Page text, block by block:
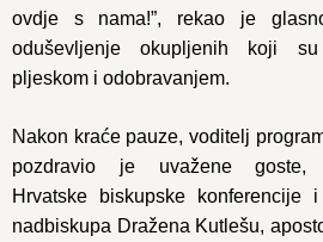
ovdje s nama!”, rekao je
oduševljenje okupljenih koji
pljeskom i odobravanjem.
Nakon kraće pauze, voditelj
pozdravio je uvažene goste,
Hrvatske biskupske konferencije i
nadbiskupa Dražena Kutlešu,